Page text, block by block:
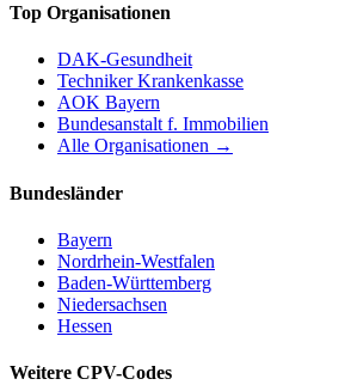
Top Organisationen
DAK-Gesundheit
Techniker Krankenkasse
AOK Bayern
Bundesanstalt f. Immobilien
Alle Organisationen →
Bundesländer
Bayern
Nordrhein-Westfalen
Baden-Württemberg
Niedersachsen
Hessen
Weitere CPV-Codes